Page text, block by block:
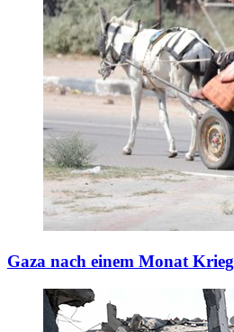
Gaza nach einem Monat Krieg